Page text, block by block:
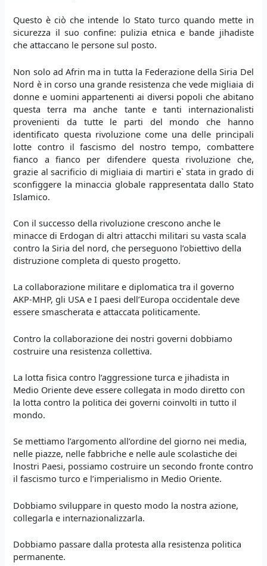
Questo è ciò che intende lo Stato turco quando mette in
sicurezza il suo confine: pulizia etnica e bande jihadiste
che attaccano le persone sul posto.
Non solo ad Afrin ma in tutta la Federazione della Siria Del
Nord è in corso una grande resistenza che vede migliaia di
donne e uomini appartenenti ai diversi popoli che abitano
questa terra ma anche tante e tanti internazionalisti
provenienti da tutte le parti del mondo che hanno
identificato questa rivoluzione come una delle principali
lotte contro il fascismo del nostro tempo, combattere
fianco a fianco per difendere questa rivoluzione che,
grazie al sacrificio di migliaia di martiri e` stata in grado di
sconfiggere la minaccia globale rappresentata dallo Stato
Islamico.
Con il successo della rivoluzione crescono anche le
minacce di Erdogan di altri attacchi militari su vasta scala
contro la Siria del nord, che perseguono l’obiettivo della
distruzione completa di questo progetto.
La collaborazione militare e diplomatica tra il governo
AKP-MHP, gli USA e I paesi dell’Europa occidentale deve
essere smascherata e attaccata politicamente.
Contro la collaborazione dei nostri governi dobbiamo
costruire una resistenza collettiva.
La lotta fisica contro l’aggressione turca e jihadista in
Medio Oriente deve essere collegata in modo diretto con
la lotta contro la politica dei governi coinvolti in tutto il
mondo.
Se mettiamo l’argomento all’ordine del giorno nei media,
nelle piazze, nelle fabbriche e nelle aule scolastiche dei
lnostri Paesi, possiamo costruire un secondo fronte contro
il fascismo turco e l’imperialismo in Medio Oriente.
Dobbiamo sviluppare in questo modo la nostra azione,
collegarla e internazionalizzarla.
Dobbiamo passare dalla protesta alla resistenza politica
permanente.